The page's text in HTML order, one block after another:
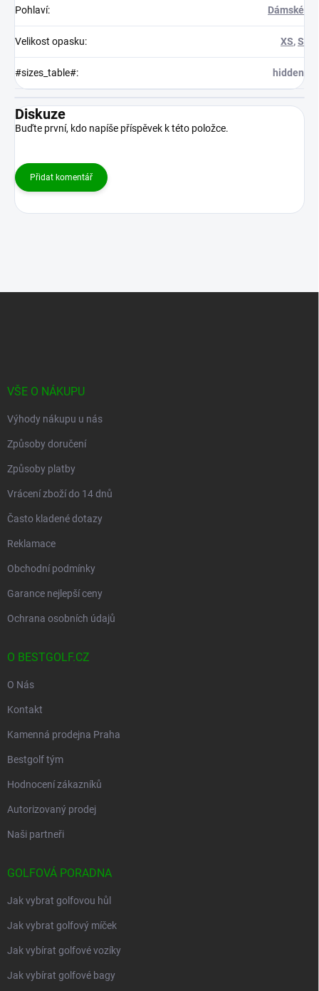
Pohlaví: Dámské
Velikost opasku: XS,S
#sizes_table#: hidden
Diskuze
Buďte první, kdo napíše příspěvek k této položce.
Přidat komentář
VŠE O NÁKUPU
Výhody nákupu u nás
Způsoby doručení
Způsoby platby
Vrácení zboží do 14 dnů
Často kladené dotazy
Reklamace
Obchodní podmínky
Garance nejlepší ceny
Ochrana osobních údajů
O BESTGOLF.CZ
O Nás
Kontakt
Kamenná prodejna Praha
Bestgolf tým
Hodnocení zákazníků
Autorizovaný prodej
Naši partneři
GOLFOVÁ PORADNA
Jak vybrat golfovou hůl
Jak vybrat golfový míček
Jak vybírat golfové vozíky
Jak vybírat golfové bagy